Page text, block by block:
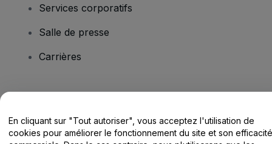
Services corporatifs
Salle de presse
Carrières
Centre d'assistance / Nous contacter
En cliquant sur "Tout autoriser", vous acceptez l'utilisation de
cookies pour améliorer le fonctionnement du site et son efficacité